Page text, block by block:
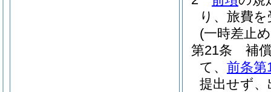
り、旅費
(一時差止
第21条
補
て、 前条第
提出せず